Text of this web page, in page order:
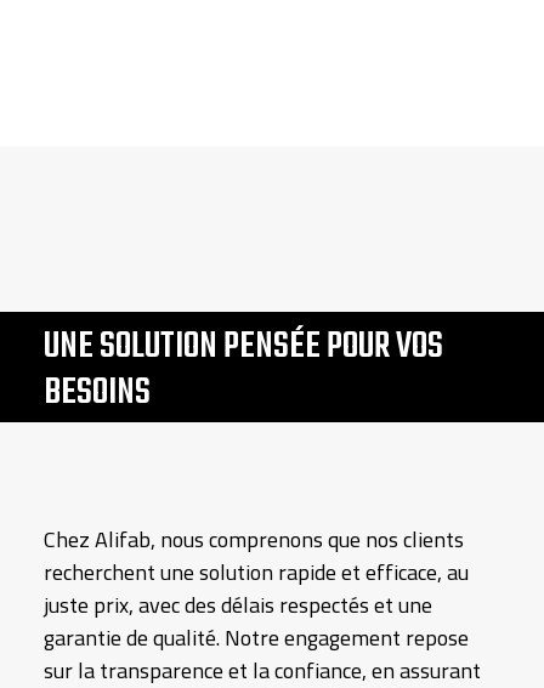
UNE SOLUTION PENSÉE POUR VOS
BESOINS
Chez Alifab, nous comprenons que nos clients
recherchent une solution rapide et efficace, au
juste prix, avec des délais respectés et une
garantie de qualité. Notre engagement repose
sur la transparence et la confiance, en assurant